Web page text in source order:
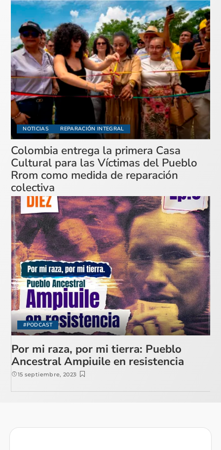
NOTICIAS REPARACIÓN INTEGRAL
Colombia entrega la primera Casa
Cultural para las Víctimas del Pueblo
Rrom como medida de reparación
colectiva
#PODCAST
Por mi raza, por mi tierra: Pueblo
Ancestral Ampiuile en resistencia
15 septiembre, 2023